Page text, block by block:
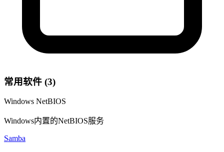
常用软件 (3)
Windows NetBIOS
Windows内置的NetBIOS服务
Samba